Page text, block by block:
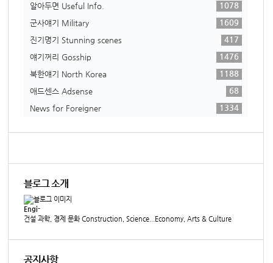
알아두면 Useful Info.
1078
군사얘기 Military
1609
진기명기 Stunning scenes
417
얘기꺼리 Gosship
1476
북한얘기 North Korea
1188
애드센스 Adsense
68
News for Foreigner
1334
블로그 소개
Engi-
건설 과학, 경제 문화 Construction, Science...Economy, Arts & Culture
공지사항